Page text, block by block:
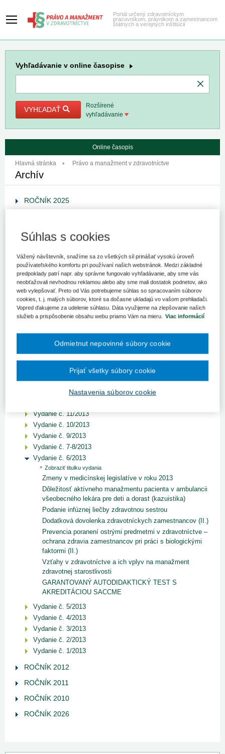
Portál určený zdravotníckym
pracovníkom, právnikom a zamestnancom
štátnych a verejných inštitúcií
Vyhľadávanie v online časopise
VYHĽADAŤ
Rozšírené
vyhľadávanie
Online časopis
Hlavná stránka Právo a manažment v zdravotníctve
Archív
ROČNÍK 2025
ROČNÍK 2023
ROČNÍK 2021
ROČNÍK 2020
ROČNÍK 2019
ROČNÍK 2018
ROČNÍK 2016
ROČNÍK 2015
Vydanie č. 11/2013
Vydanie č. 10/2013
Vydanie č. 9/2013
Vydanie č. 7-8/2013
Vydanie č. 6/2013
Zobraziť titulku vydania
Zmeny v medicínskej legislatíve v roku 2013
Dôležitosť aktívneho manažmentu pacienta v ambulancii
všeobecného lekára pre deti a dorast (kazuistika)
Podanie infúznej liečby zdravotnou sestrou
Dodatková dovolenka zdravotníckych zamestnancov (II.)
Prevencia poranení ostrými predmetmi v zdravotníctve –
ochrana zdravia zamestnancov pri práci s biologickými
faktormi (II.)
Vzťahy v zdravotníctve a ich vplyv na manažment
zdravotnej starostlivosti
GARANTOVANÝ AUTODIDAKTICKÝ TEST S
AKREDITÁCIOU SACCME
Vydanie č. 5/2013
Vydanie č. 4/2013
Vydanie č. 3/2013
Vydanie č. 2/2013
Vydanie č. 1/2013
ROČNÍK 2012
ROČNÍK 2011
ROČNÍK 2010
ROČNÍK 2026
Súhlas s cookies
Vážený návštevník, snažíme sa zo všetkých síl prinášať vysokú úroveň
používateľského komfortu pri používaní našich webstránok. Medzi základné
predpoklady patrí napr. aby správne fungovalo vyhľadávanie, aby sme vás
neobťažovali nevhodnou reklamou alebo aby sme mali dostatok podnetov, ako
web vylepšovať. Preto od Vás potrebujeme súhlas so spracovaním súborov
cookies, t. j. malých súborov, ktoré sa dočasne ukladajú vo vašom prehliadači.
Vopred ďakujeme za udelenie súhlasu. Dáta využijeme na zlepšovanie našich
služieb a prispôsobenie obsahu webu priamo Vám na mieru.
Viac informácií
Nastavenia súborov cookie
Odmietnut nepovinné súbory cookie
Prijať všetky súbory cookie